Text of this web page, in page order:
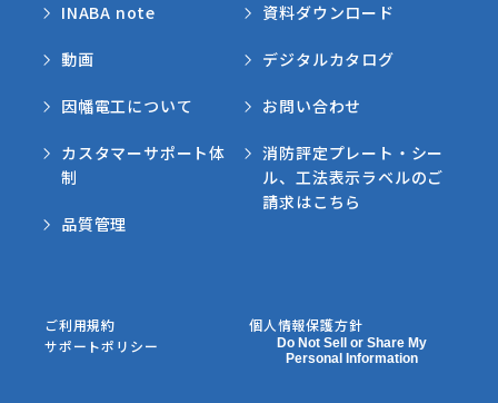
INABA note
動画
因幡電工について
カスタマーサポート体
制
品質管理
資料ダウンロード
デジタルカタログ
お問い合わせ
消防評定プレート・シー
ル、工法表示ラベルのご
請求はこちら
ご利用規約
個人情報保護方針
サポートポリシー
Do Not Sell or Share My
Personal Information